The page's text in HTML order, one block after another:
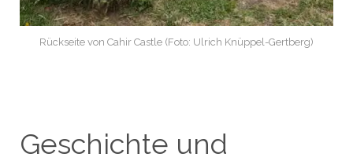
Rückseite von Cahir Castle (Foto: Ulrich Knüppel-Gertberg)
Geschichte und